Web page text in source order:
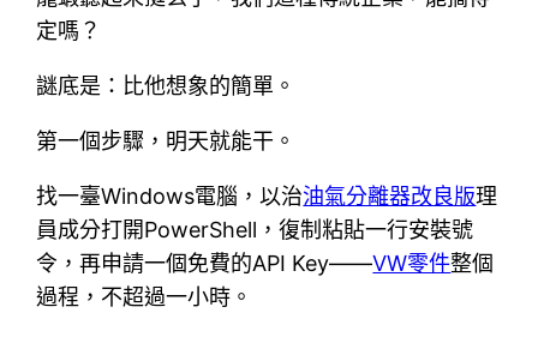
定嗎？
謎底是：比他想象的簡單。
第一個步驟，明天就能干。
找一臺Windows電腦，以治油氣分離器改良版理
員成分打開PowerShell，復制粘貼一行安裝號
令，再申請一個免費的API Key——VW零件整個
過程，不超過一小時。